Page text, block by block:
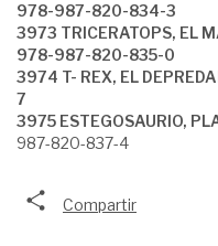
978-987-820-834-3
3973 TRICERATOPS, EL
978-987-820-835-0
3974 T- REX, EL
7
3975 ESTEGOSAURIO,
987-820-837-4
Compartir